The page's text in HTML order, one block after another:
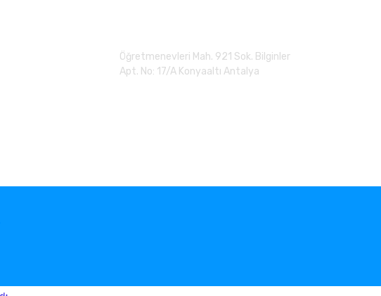
Öğretmenevleri Mah. 921 Sok. Bilginler
Apt. No: 17/A Konyaaltı Antalya